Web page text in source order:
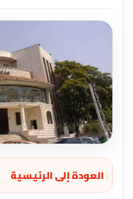
العودة إلى الرئيسية